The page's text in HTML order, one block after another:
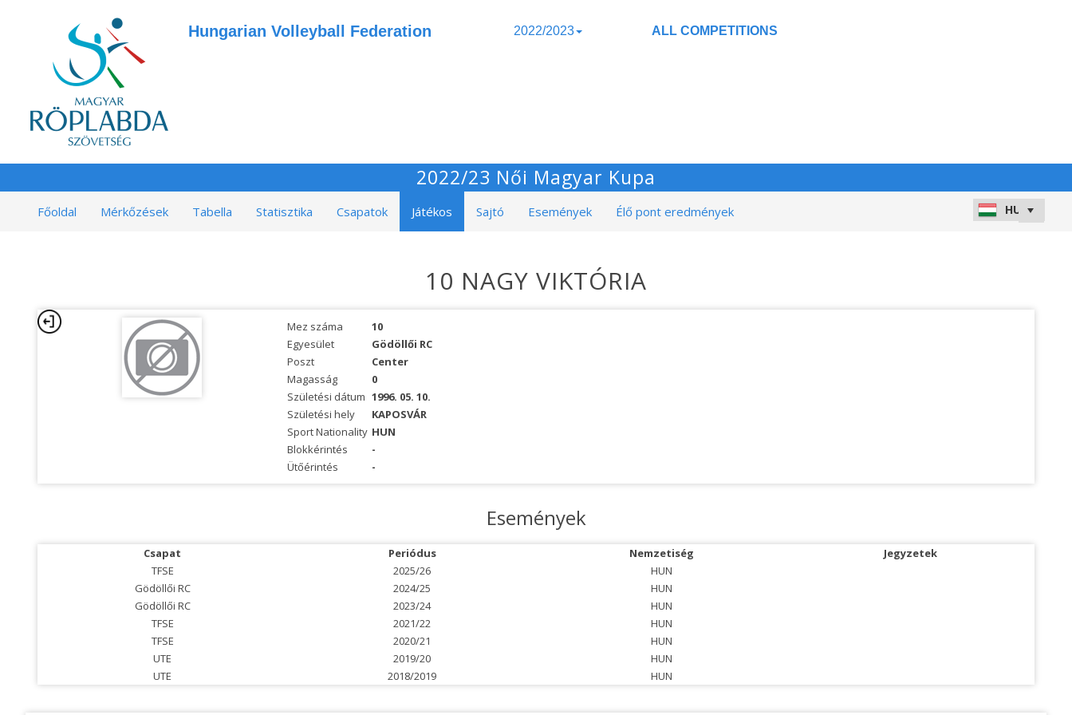
Hungarian Volleyball Federation 2022/2023 ALL COMPETITIONS
2022/23 Női Magyar Kupa
Főoldal Mérkőzések Tabella Statisztika Csapatok Játékos Sajtó Események Élő pont eredmények
10 NAGY VIKTÓRIA
Mez száma
10
Egyesület
Gödöllői RC
Poszt
Center
Magasság
0
Születési dátum 1996. 05. 10.
Születési hely
KAPOSVÁR
Sport Nationality HUN
Blokkérintés
-
Ütőérintés
-
Események
Csapat Periódus Nemzetiség
Jegyzetek
TFSE
2025/26
HUN
Gödöllői RC
2024/25
HUN
Gödöllői RC
2023/24
HUN
TFSE
2021/22
HUN
TFSE
2020/21
HUN
UTE
2019/20
HUN
UTE
2018/2019 HUN